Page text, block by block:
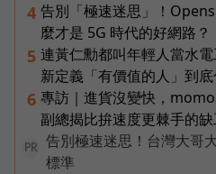
4 告別「極速迷思」！
麼才是 5G 時代的好網路？
5 連黃仁勳都叫年輕人當水
新定義「有價值的人」到底
6 專訪｜進貨沒變快，
副總揭比拚速度更棘手的缺
PR
告別極速迷思！台灣大哥
標準